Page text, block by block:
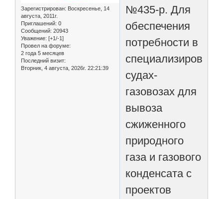
Зарегистрирован: Воскресенье, 14
августа, 2011г.
Приглашений: 0
Сообщений: 20943
Уважение: [+1/-1]
Провел на форуме:
2 года 5 месяцев
Последний визит:
Вторник, 4 августа, 2026г. 22:21:39
№435-р. Для
обеспечения
потребности в
судах-
газовозах для
вывоза
сжиженного
природного
газа и газового
конденсата с
проектов